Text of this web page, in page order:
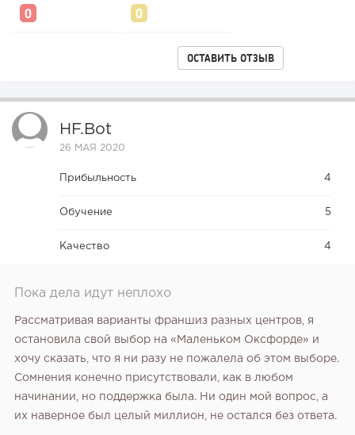
ОСТАВИТЬ ОТЗЫВ
HF.bot
26 МАЯ 2020
Прибыльность 4
Обучение 5
Качество 4
Пока дела идут неплохо
Рассматривая варианты франшиз разных центров, я
остановила свой выбор на «Маленьком Оксфорде» и
хочу сказать, что я ни разу не пожалела об этом выборе.
Сомнения конечно присутствовали, как в любом
начинании, но поддержка была. Ни один мой вопрос, а
их наверное был целый миллион, не остался без ответа.